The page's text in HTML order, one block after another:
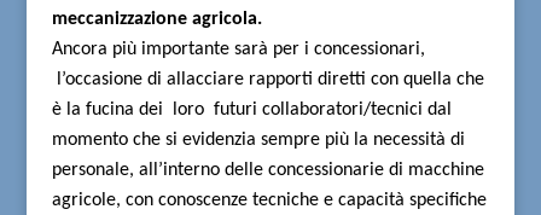
meccanizzazione agricola.
Ancora più importante sarà per i concessionari,
l’occasione di allacciare rapporti diretti con quella che
è la fucina dei
loro futuri collaboratori/tecnici dal
momento che si evidenzia sempre più la necessità di
personale, all’interno delle concessionarie di macchine
agricole, con conoscenze tecniche e capacità specifiche